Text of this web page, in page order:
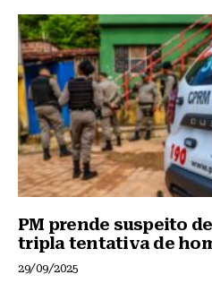
PM prende suspeito
tripla tentativa de
29/09/2025